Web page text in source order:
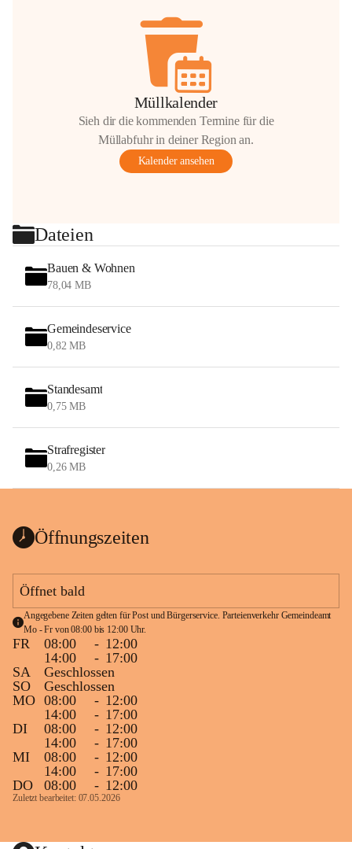
Müllkalender
Sieh dir die kommenden Termine für die
Müllabfuhr in deiner Region an.
Kalender ansehen
Dateien
Bauen & Wohnen
78,04 MB
Gemeindeservice
0,82 MB
Standesamt
0,75 MB
Strafregister
0,26 MB
Öffnungszeiten
Öffnet bald
Angegebene Zeiten gelten für Post und Bürgerservice. Parteienverkehr Gemeindeamt
Mo - Fr von 08:00 bis 12:00 Uhr.
FR 08:00 - 12:00
14:00
- 17:00
SA
Geschlossen
SO
Geschlossen
MO 08:00 - 12:00
14:00
- 17:00
DI
08:00 - 12:00
14:00
- 17:00
MI
08:00 - 12:00
14:00
- 17:00
DO
08:00 - 12:00
Zuletzt bearbeitet: 07.05.2026